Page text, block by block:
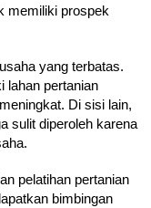
memiliki prospek
yang terbatas.
lahan pertanian
Di sisi lain,
sulit diperoleh karena
pelatihan pertanian
bimbingan